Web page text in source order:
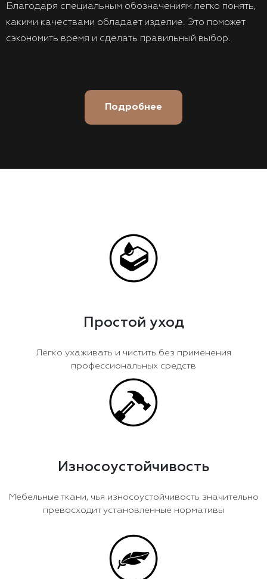
Благодаря специальным обозначениям легко понять,
какими качествами обладает изделие. Это поможет
сэкономить время и сделать правильный выбор.
Подробнее
Простой уход
Легко ухаживать и чистить без применения
профессиональных средств
Износоустойчивость
Мебельные ткани, чья износоустойчивость значительно
превосходит установленные нормативы